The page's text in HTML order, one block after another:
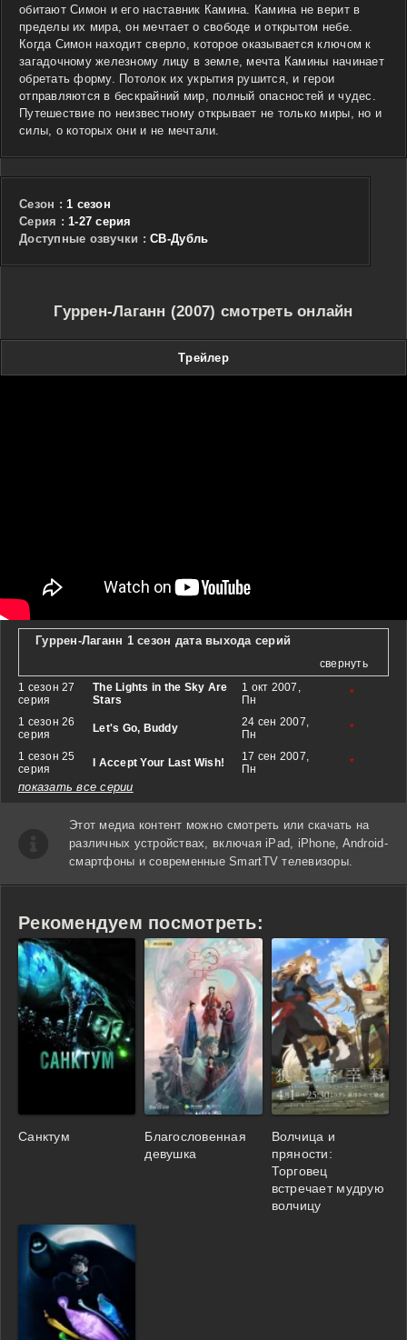
обитают Симон и его наставник Камина. Камина не верит в
пределы их мира, он мечтает о свободе и открытом небе.
Когда Симон находит сверло, которое оказывается ключом к
загадочному железному лицу в земле, мечта Камины начинает
обретать форму. Потолок их укрытия рушится, и герои
отправляются в бескрайний мир, полный опасностей и чудес.
Путешествие по неизвестному открывает не только миры, но и
силы, о которых они и не мечтали.
Сезон : 1 сезон
Cерия : 1-27 серия
Доступные озвучки : СВ-Дубль
Гуррен-Лаганн (2007) смотреть онлайн
Трейлер
Гуррен-Лаганн 1 сезон дата выхода серий
свернуть
1 сезон 27
серия
The Lights in the Sky Are
Stars
1 окт 2007,
Пн
*
1 сезон 26
серия
Let's Go, Buddy
24 сен 2007,
Пн
*
1 сезон 25
серия
I Accept Your Last Wish!
17 сен 2007,
Пн
*
показать все серии
Этот медиа контент можно смотреть или скачать на
различных устройствах, включая iPad, iPhone, Android-
смартфоны и современные SmartTV телевизоры.
Рекомендуем посмотреть:
Санктум
Благословенная
девушка
Волчица и
пряности:
Торговец
встречает мудрую
волчицу